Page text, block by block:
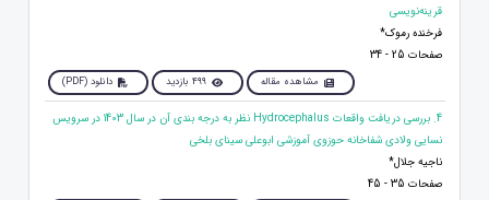
قرینه‌نویسی
فرخنده رموک*
صفحات 25 - 34
مشاهده مقاله 499 بازدید دانلود (PDF)
4. بررسی دریافت واقعات Hydrocephalus نظر به درجه بندی آن در سال 1403 در سرویس
نسایی ولادی شفاخانه حوزوی آموزشی ابوعلی سینای بلخی
ناجیه جلال*
صفحات 35 - 45